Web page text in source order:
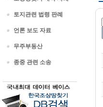
토지관련 법령 판례
언론 보도 자료
무주부동산
종중 관련 소송